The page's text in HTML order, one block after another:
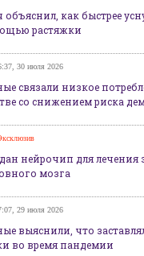
объяснил, как быстрее
растяжки
30 июля 2026
связали низкое
со снижением риска
нейрочип для лечения
мозга
29 июля 2026
выяснили, что
во время пандемии